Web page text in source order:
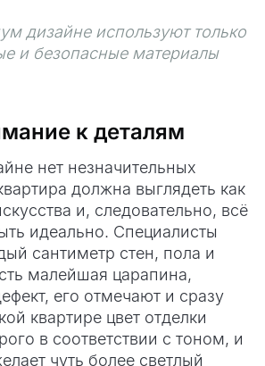
дизайне используют только
и безопасные материалы
к деталям
нет незначительных
должна выглядеть как
и, следовательно, всё
идеально. Специалисты
сантиметр стен, пола и
малейшая царапина,
его отмечают и сразу
квартире цвет отделки
в соответствии с тоном, и
чуть более светлый